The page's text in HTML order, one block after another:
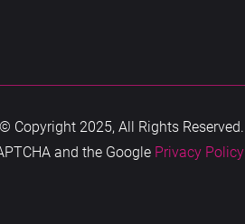
© Copyright 2025, All Rights Reserved.
and the Google Privacy Policy